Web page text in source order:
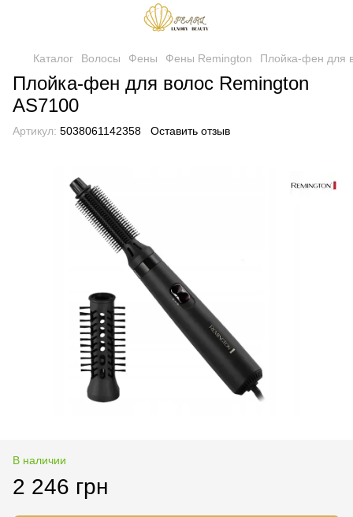
Каталог Волосы Фены Фены Remington Плойка-фен для
Плойка-фен для волос Remington
AS7100
Артикул: 5038061142358 Оставить отзыв
В наличии
2 246 грн